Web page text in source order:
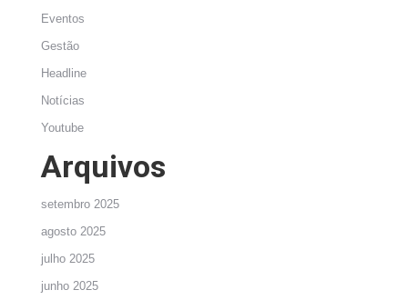
Eventos
Gestão
Headline
Notícias
Youtube
Arquivos
setembro 2025
agosto 2025
julho 2025
junho 2025